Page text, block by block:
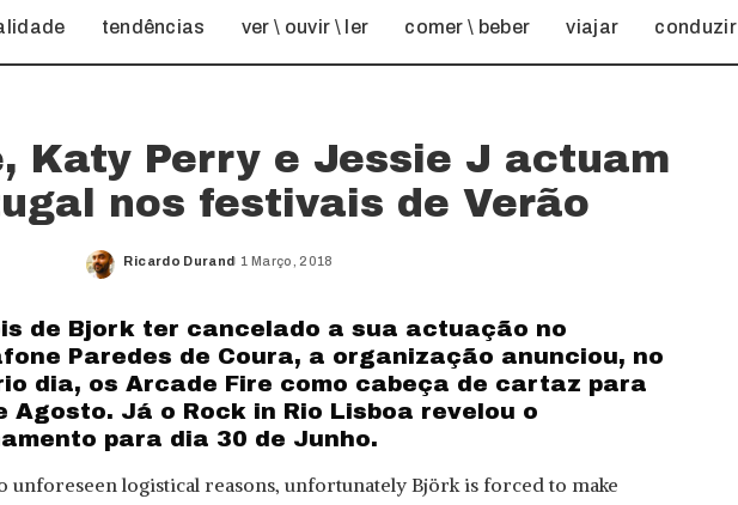
tendências ver \ ouvir \ ler comer \ beber viajar conduzir
Katy Perry e Jessie J actuam
nos festivais de Verão
Posted
Ricardo Durand 1 Março, 2018
de Bjork ter cancelado a sua actuação no
Paredes de Coura, a organização anunciou, no
dia, os Arcade Fire como cabeça de cartaz para
Agosto. Já o Rock in Rio Lisboa revelou o
para dia 30 de Junho.
unforeseen logistical reasons, unfortunately Björk is forced to make